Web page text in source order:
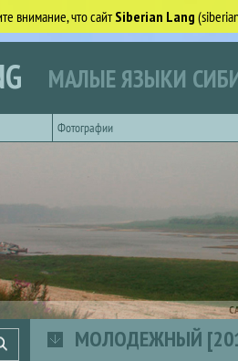
внимание, что сайтSiberian Lang
МАЛЫЕ ЯЗЫКИ
Фотографии
МОЛОДЕЖНЫЙ
Поиск